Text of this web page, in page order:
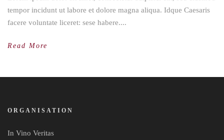
tempor incidunt ut labore et dolore magna aliqua. Idque Caesaris
facere voluntate liceret: sese habere....
Read More
ORGANISATION
In Vino Veritas